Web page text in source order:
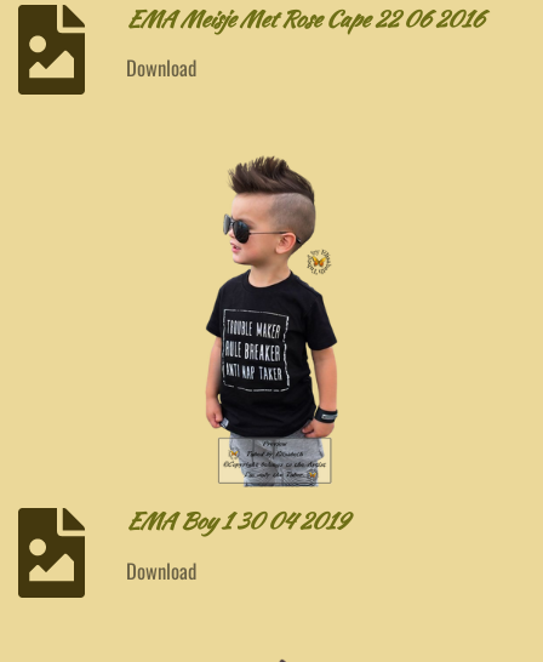
EMA Meisje Met Rose Cape 22 06 2016
Download
EMA Boy 1 30 04 2019
Download